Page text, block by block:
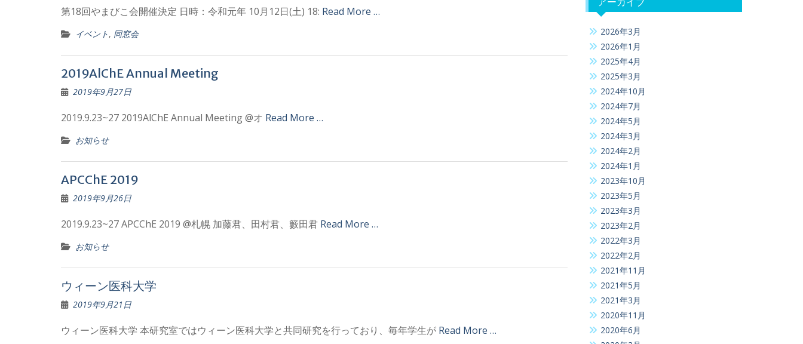
第18回やまびこ会開催決定 日時：令和元年 10月12日(土) 18: Read More …
イベント, 同窓会
2019AlChE Annual Meeting
2019年9月27日
2019.9.23~27 2019AlChE Annual Meeting @オ Read More …
お知らせ
APCChE 2019
2019年9月26日
2019.9.23~27 APCChE 2019 @札幌 加藤君、田村君、籔田君 Read More …
お知らせ
ウィーン医科大学
2019年9月21日
ウィーン医科大学 本研究室ではウィーン医科大学と共同研究を行っており、毎年学生が Read More …
2026年3月
2026年1月
2025年4月
2025年3月
2024年10月
2024年7月
2024年5月
2024年3月
2024年2月
2024年1月
2023年10月
2023年5月
2023年3月
2023年2月
2022年3月
2022年2月
2021年11月
2021年5月
2021年3月
2020年11月
2020年6月